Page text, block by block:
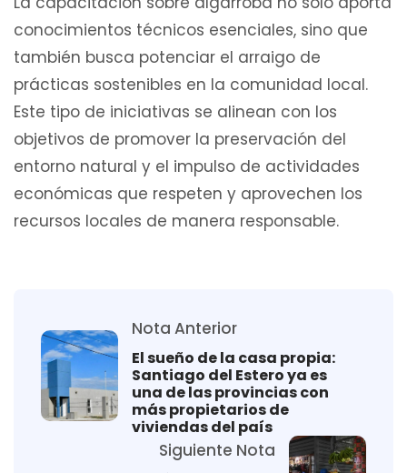
conocimientos técnicos esenciales, sino que
también busca potenciar el arraigo de
prácticas sostenibles en la comunidad local.
Este tipo de iniciativas se alinean con los
objetivos de promover la preservación del
entorno natural y el impulso de actividades
económicas que respeten y aprovechen los
recursos locales de manera responsable.
Nota Anterior
El sueño de la casa propia:
Santiago del Estero ya es
una de las provincias con
más propietarios de
viviendas del país
Siguiente Nota